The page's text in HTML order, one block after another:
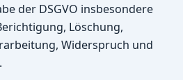
der DSGVO insbesondere
Löschung,
Widerspruch und